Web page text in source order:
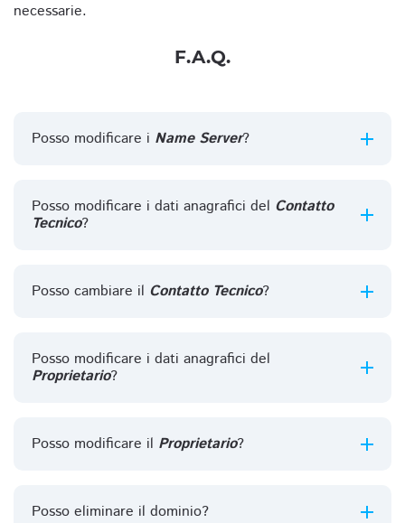
necessarie.
F.A.Q.
Posso modificare i Name Server?
Posso modificare i dati anagrafici del Contatto
Tecnico?
Posso cambiare il Contatto Tecnico?
Posso modificare i dati anagrafici del
Proprietario?
Posso modificare il Proprietario?
Posso eliminare il dominio?